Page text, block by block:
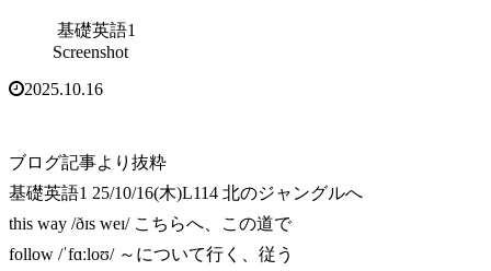
基礎英語1
Screenshot
2025.10.16
ブログ記事より抜粋
基礎英語1 25/10/16(木)L114 北のジャングルへ
this way /ðɪs weɪ/ こちらへ、この道で
follow /ˈfɑːloʊ/ ～について行く、従う